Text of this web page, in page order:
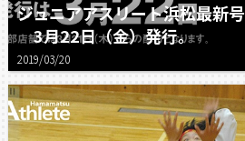
ジュニアアスリート浜松最新号
3月22日（金）発行。
2019/03/20